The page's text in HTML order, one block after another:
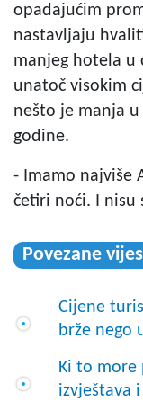
opadajućim
nastavljaju
manjeg hotela u
unatoč visokim
nešto je manja
godine.
- Imamo najviše
četiri noći. I nisu
Povezane
Cijene
brže nego
Ki to more
izvještava